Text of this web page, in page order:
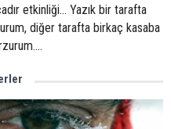
etkinliği... Yazık bir tarafta
diğer tarafta birkaç kasaba